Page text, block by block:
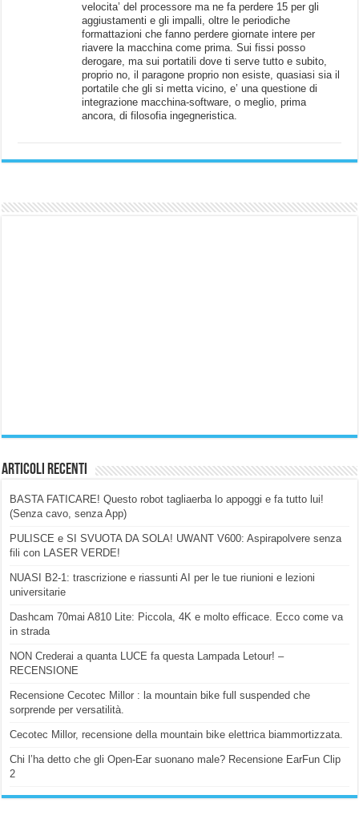
velocita’ del processore ma ne fa perdere 15 per gli
aggiustamenti e gli impalli, oltre le periodiche
formattazioni che fanno perdere giornate intere per
riavere la macchina come prima. Sui fissi posso
derogare, ma sui portatili dove ti serve tutto e subito,
proprio no, il paragone proprio non esiste, quasiasi sia il
portatile che gli si metta vicino, e’ una questione di
integrazione macchina-software, o meglio, prima
ancora, di filosofia ingegneristica.
Articoli Recenti
BASTA FATICARE! Questo robot tagliaerba lo appoggi e fa tutto lui!
(Senza cavo, senza App)
PULISCE e SI SVUOTA DA SOLA! UWANT V600: Aspirapolvere senza
fili con LASER VERDE!
NUASI B2-1: trascrizione e riassunti AI per le tue riunioni e lezioni
universitarie
Dashcam 70mai A810 Lite: Piccola, 4K e molto efficace. Ecco come va
in strada
NON Crederai a quanta LUCE fa questa Lampada Letour! –
RECENSIONE
Recensione Cecotec Millor : la mountain bike full suspended che
sorprende per versatilità.
Cecotec Millor, recensione della mountain bike elettrica biammortizzata.
Chi l’ha detto che gli Open-Ear suonano male? Recensione EarFun Clip
2